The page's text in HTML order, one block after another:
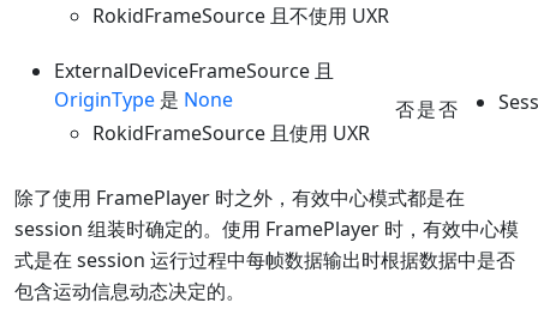
RokidFrameSource 且不使用 UXR
ExternalDeviceFrameSource 且
OriginType 是 None
RokidFrameSource 且使用 UXR
否是否
除了使用 FramePlayer 时之外，有效中心模式都是在
session 组装时确定的。使用 FramePlayer 时，有效中心模
式是在 session 运行过程中每帧数据输出时根据数据中是否
包含运动信息动态决定的。